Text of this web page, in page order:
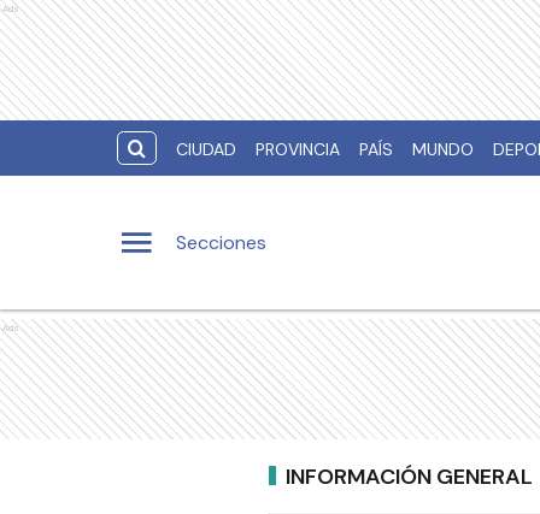
Ads
CIUDAD PROVINCIA PAÍS MUNDO
Secciones
Ads
INFORMACIÓN GENERAL